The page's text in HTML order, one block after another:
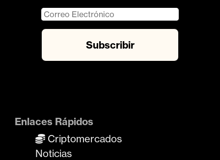
Enlaces Rápidos
Criptomercados
Noticias